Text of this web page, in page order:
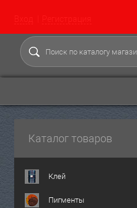
Каталог товаров
Клей
Пигменты